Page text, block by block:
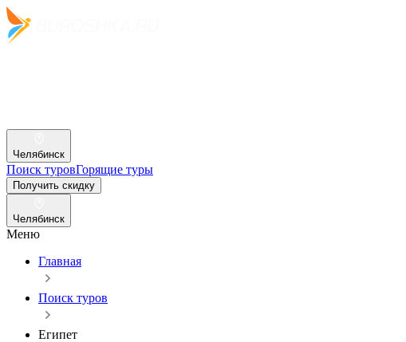
Челябинск
Поиск туровГорящие туры
Получить скидку
Челябинск
Меню
Главная
Поиск туров
Египет